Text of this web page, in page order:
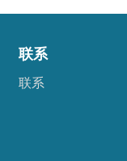
联系
联系